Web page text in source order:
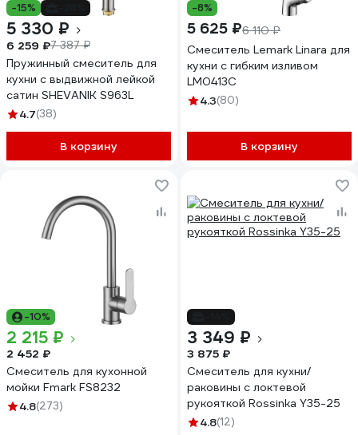
-15%
5 330 ₽
6 259 ₽7 387 ₽
Пружинный смеситель для
кухни с выдвижной лейкой
сатин SHEVANIK S963L
4.7(38)
В корзину
-8%
5 625 ₽6 110 ₽
Смеситель Lemark Linara для
кухни с гибким изливом
LM0413C
4.3(80)
В корзину
-10%
2 215 ₽
2 452 ₽
Смеситель для кухонной
мойки Fmark FS8232
4.8(273)
3 349 ₽
3 875 ₽
Смеситель для кухни/
раковины с локтевой
рукояткой Rossinka Y35-25
4.8(12)